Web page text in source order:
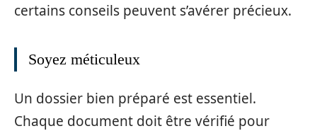
certains conseils peuvent s’avérer précieux.
Soyez méticuleux
Un dossier bien préparé est essentiel.
Chaque document doit être vérifié pour